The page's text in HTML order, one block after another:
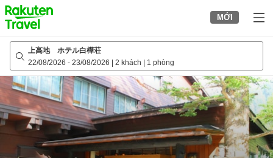
to
top
page
MỚI
上高地 ホテル白樺荘
22/08/2026 - 23/08/2026 2 khách 1 phòng